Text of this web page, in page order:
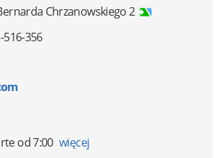
Chrzanowskiego 2
516-356
od 7:00 więcej